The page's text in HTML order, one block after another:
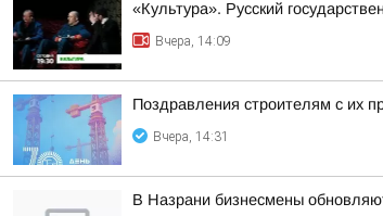
«Культура». Русский
Вчера, 14:09
Поздравления строителям с их
Вчера, 14:31
В Назрани бизнесмены